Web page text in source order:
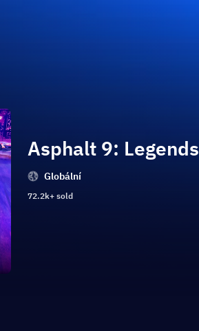
Asphalt 9: Legends
Globální
72.2k+ sold